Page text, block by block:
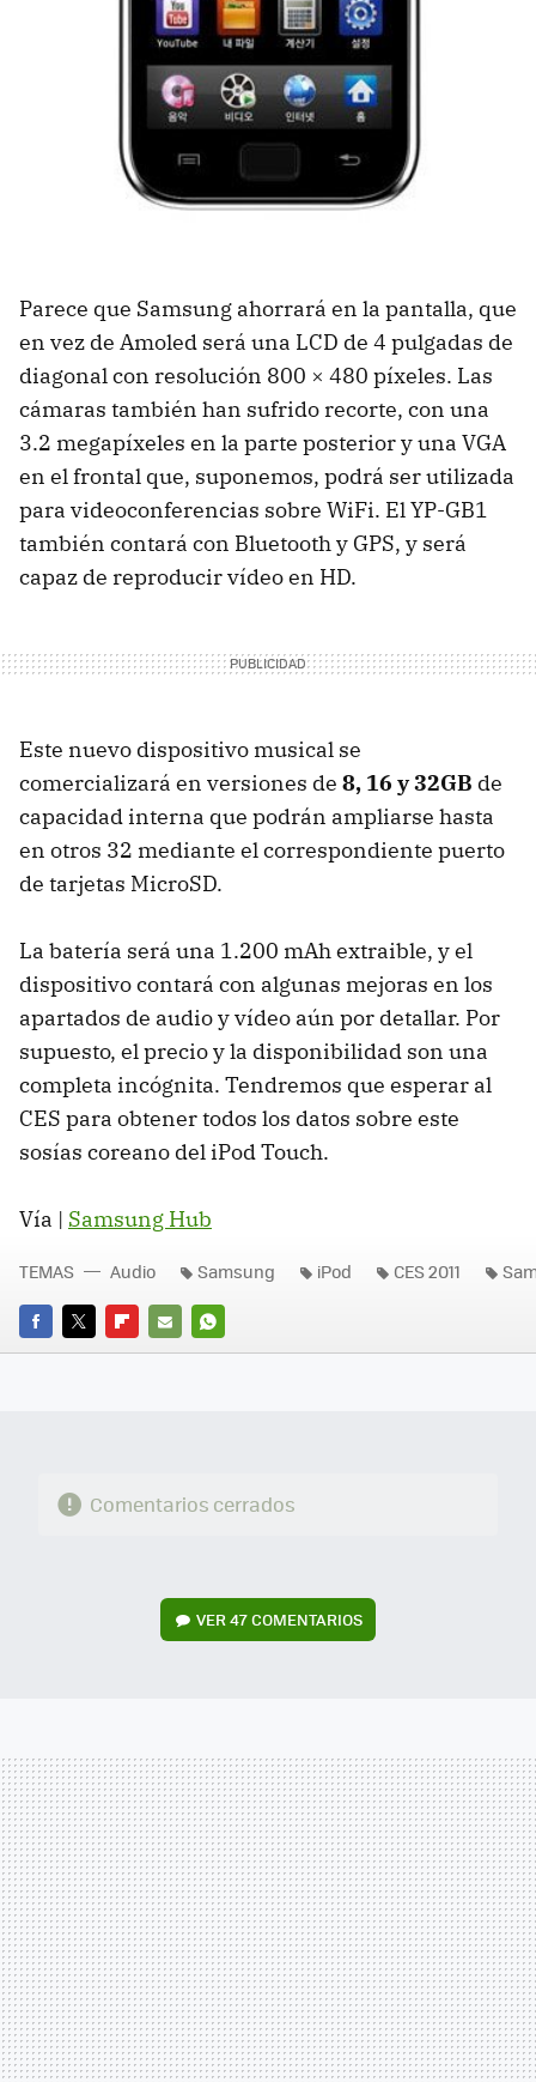
Parece que Samsung ahorrará en la pantalla, que
en vez de Amoled será una LCD de 4 pulgadas de
diagonal con resolución 800 × 480 píxeles. Las
cámaras también han sufrido recorte, con una
3.2 megapíxeles en la parte posterior y una VGA
en el frontal que, suponemos, podrá ser utilizada
para videoconferencias sobre WiFi. El YP-GB1
también contará con Bluetooth y GPS, y será
capaz de reproducir vídeo en HD.
Este nuevo dispositivo musical se
comercializará en versiones de 8, 16 y 32GB de
capacidad interna que podrán ampliarse hasta
en otros 32 mediante el correspondiente puerto
de tarjetas MicroSD.
La batería será una 1.200 mAh extraible, y el
dispositivo contará con algunas mejoras en los
apartados de audio y vídeo aún por detallar. Por
supuesto, el precio y la disponibilidad son una
completa incógnita. Tendremos que esperar al
CES para obtener todos los datos sobre este
sosías coreano del iPod Touch.
Vía | Samsung Hub
FACEBOOK
TWITTERFLIPBOARD
E-
WHATSAPP
TEMAS Audio Samsung iPod CES 2011
Comentarios cerrados
VER47 COMENTARIOS